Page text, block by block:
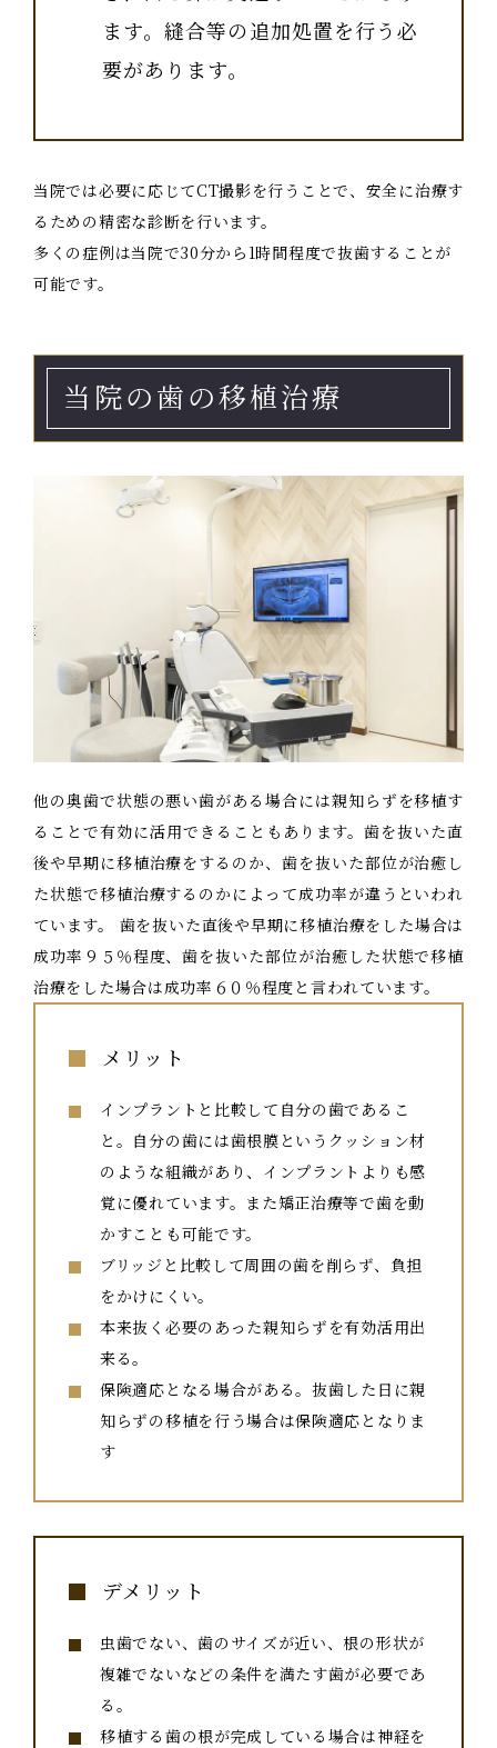
ます。縫合等の追加処置を行う必
要があります。
当院では必要に応じてCT撮影を行うことで、安全に治療す
るための精密な診断を行います。
多くの症例は当院で30分から1時間程度で抜歯することが
可能です。
当院の歯の移植治療
他の奥歯で状態の悪い歯がある場合には親知らずを移植す
ることで有効に活用できることもあります。歯を抜いた直
後や早期に移植治療をするのか、歯を抜いた部位が治癒し
た状態で移植治療するのかによって成功率が違うといわれ
ています。 歯を抜いた直後や早期に移植治療をした場合は
成功率９５％程度、歯を抜いた部位が治癒した状態で移植
治療をした場合は成功率６０％程度と言われています。
メリット
インプラントと比較して自分の歯であるこ
と。自分の歯には歯根膜というクッション材
のような組織があり、インプラントよりも感
覚に優れています。また矯正治療等で歯を動
かすことも可能です。
ブリッジと比較して周囲の歯を削らず、負担
をかけにくい。
本来抜く必要のあった親知らずを有効活用出
来る。
保険適応となる場合がある。抜歯した日に親
知らずの移植を行う場合は保険適応となりま
す
デメリット
虫歯でない、歯のサイズが近い、根の形状が
複雑でないなどの条件を満たす歯が必要であ
る。
移植する歯の根が完成している場合は神経を